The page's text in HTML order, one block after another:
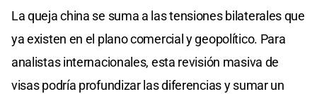
La queja china se suma a las tensiones bilaterales que
ya existen en el plano comercial y geopolítico. Para
analistas internacionales, esta revisión masiva de
visas podría profundizar las diferencias y sumar un